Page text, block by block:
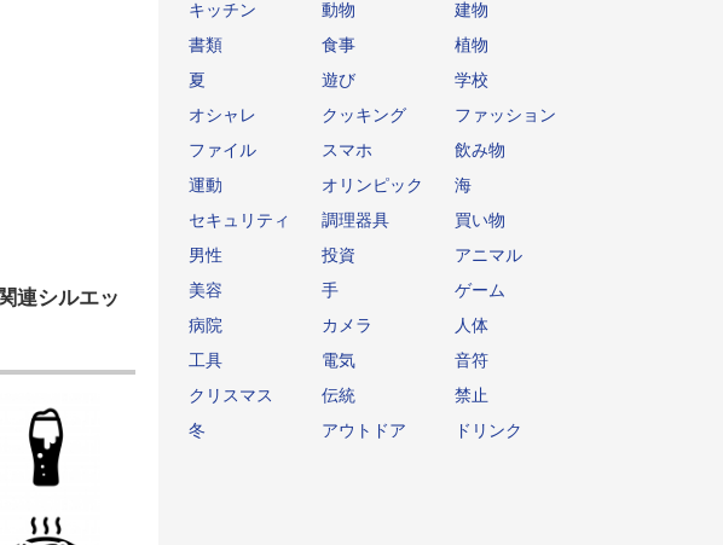
連シルエッ
キッチン
動物
建物
書類
食事
植物
夏
遊び
学校
オシャレ
クッキング
ファッション
ファイル
スマホ
飲み物
運動
オリンピック
海
セキュリティ
調理器具
買い物
男性
投資
アニマル
美容
手
ゲーム
病院
カメラ
人体
工具
電気
音符
クリスマス
伝統
禁止
冬
アウトドア ドリンク